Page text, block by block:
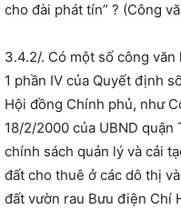
cho đài phát tín” ? (Công
3.4.2/. Có một số công
1 phần IV của Quyết định
Hội đồng Chính phủ, như
18/2/2000 của UBND quận
chính sách quản lý và cải
đất cho thuê ở các dô thị
đất vườn rau Bưu điện Chí